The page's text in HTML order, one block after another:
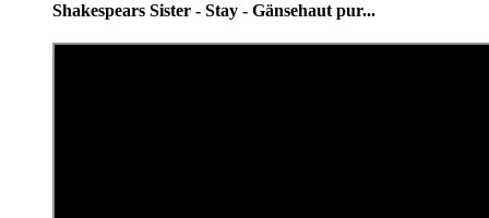
Shakespears Sister - Stay - Gänsehaut pur...